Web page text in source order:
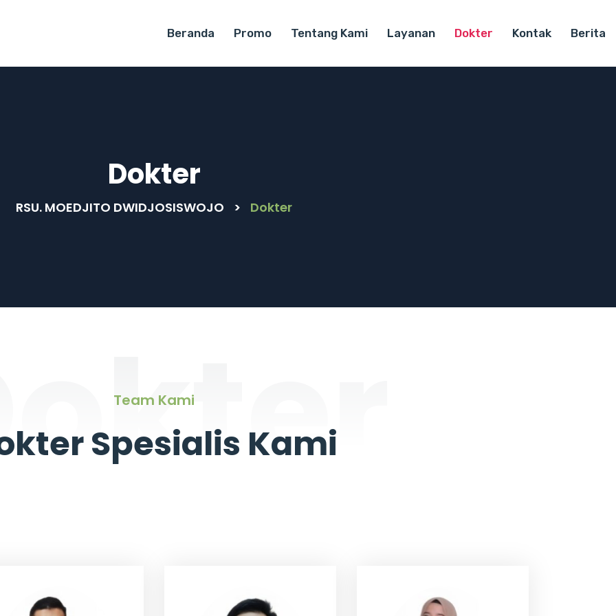
Beranda Promo Tentang Kami Layanan Dokter Kontak Berita
Dokter
RSU. MOEDJITO DWIDJOSISWOJO > Dokter
Team Kami
Spesialis Kami